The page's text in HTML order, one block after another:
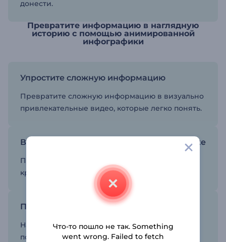
донести.
Превратите информацию в наглядную
историю с помощью анимированной
инфографики
Упростите сложную информацию
Превратите сложную информацию в визуально
привлекательные видео, которые легко понять.
Визуализируйте свои идеи в инфографике
Превратите свои идеи в забавные и
креативные видеоро.
Подберите контент для вашей аудитории
Наладьте контакт с целевой аудиторией с
помощью индивидуального, актуального
Что-то пошло не так. Something
went wrong. Failed to fetch